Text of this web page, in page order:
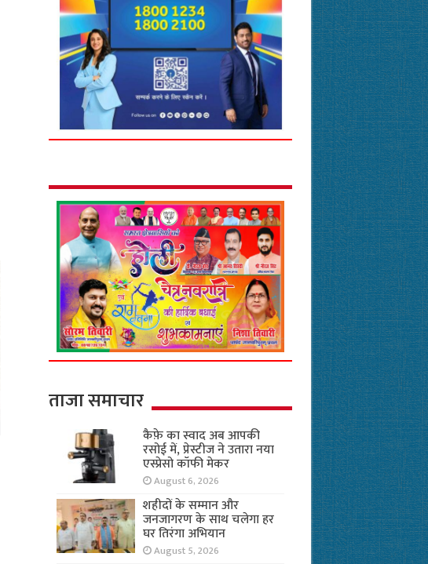
ताजा समाचार
कैफ़े का स्वाद अब आपकी
रसोई में, प्रेस्टीज ने उतारा नया
एस्प्रेसो कॉफी मेकर
August 6, 2026
शहीदों के सम्मान और
जनजागरण के साथ चलेगा हर
घर तिरंगा अभियान
August 5, 2026